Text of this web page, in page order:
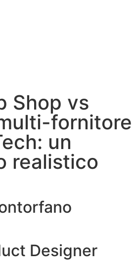
Shop vs
fornitore
un
realistico
Designer